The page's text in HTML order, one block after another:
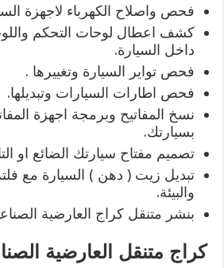
فحص واصلاح الكهرباء لاجهزة
كشف اعطال لوحات التحكم
داخل السيارة.
فحص تواير السيارة وتغييرها .
فحص اطارات السيارات وتبديلها.
نسخ المفاتيح وبرمجة اجهزة
بسيارتك.
تصميم مفتاح سيارتك الضائع او
تبديل زيت ( دهن ) السيارة مع
والبيئة.
بنشر متنقل كراج العارضية
كراج متنقل العارضية